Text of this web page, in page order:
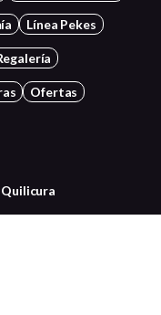
Línea Pekes
Ofertas